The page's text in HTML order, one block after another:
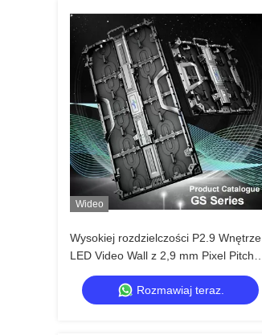
Wideo
Wysokiej rozdzielczości P2.9 Wnętrze
LED Video Wall z 2,9 mm Pixel Pitch
3840 Hz Refresh Rate i 4500cd / sqm
Jasność
Rozmawiaj teraz.